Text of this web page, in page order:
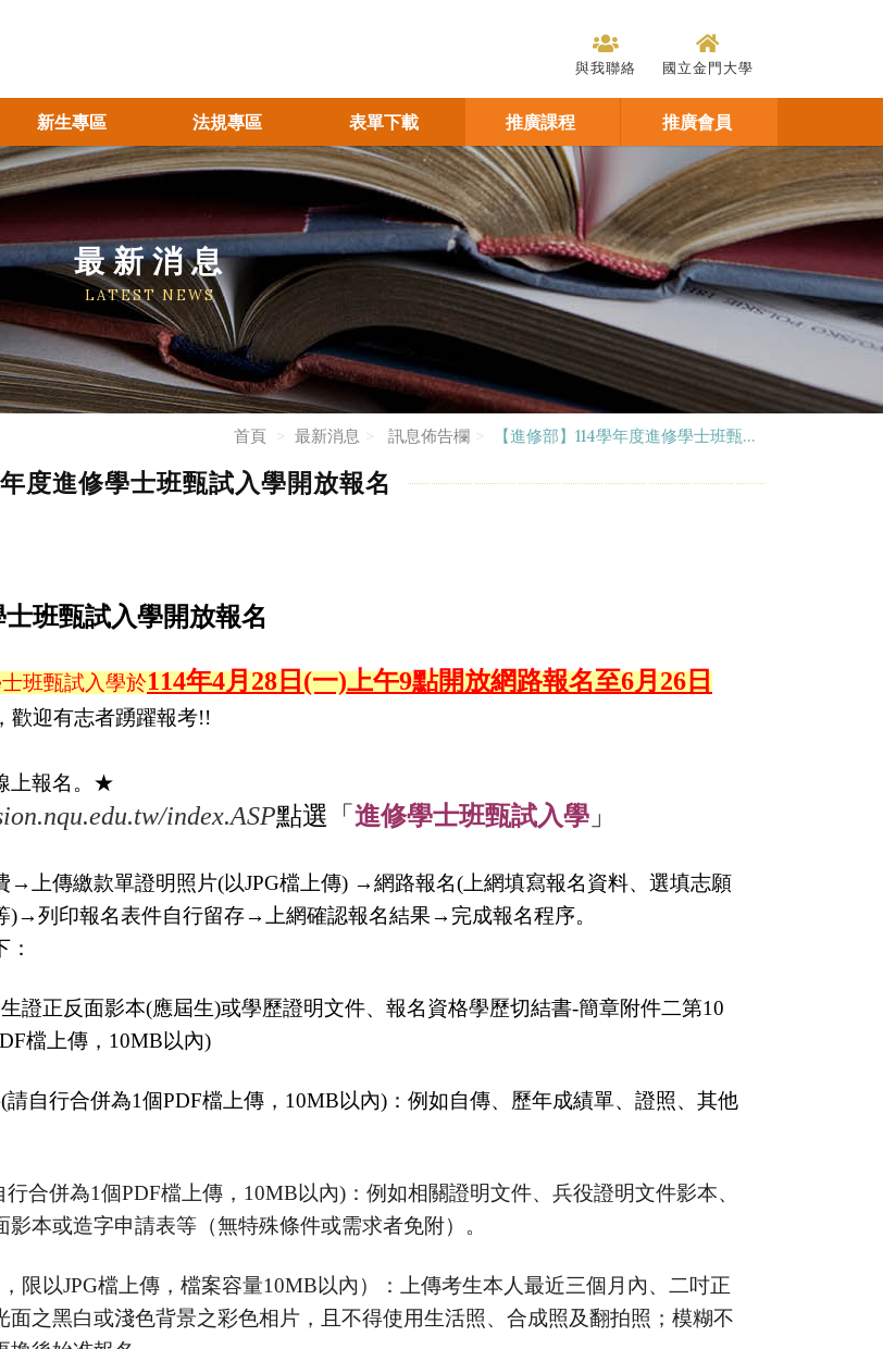
與我聯絡 國立金門大學
新生專區 法規專區 表單下載 推廣課程 推廣會員
最新消息
LATEST NEWS
首頁 最新消息 訊息佈告欄 【進修部】114學年度進修學士班甄...
年度進修學士班甄試入學開放報名
班甄試入學開放報名
班甄試入學於114年4月28日(一)上午9點開放網路報名至6月26日
，歡迎有志者踴躍報考!!
上報名。★
index.ASP點選「 進修學士班甄試入學 」
上傳繳款單證明照片(以JPG檔上傳) →網路報名(上網填寫報名資料、選填志願
)→列印報名表件自行留存→上網確認報名結果→完成報名程序。
證正反面影本(應屆生)或學歷證明文件、報名資格學歷切結書-簡章附件二第10
檔上傳，10MB以內)
請自行合併為1個PDF檔上傳，10MB以內)：例如自傳、歷年成績單、證照、其他
行合併為1個PDF檔上傳，10MB以內)：例如相關證明文件、兵役證明文件影本、
本或造字申請表等（無特殊條件或需求者免附）。
限以JPG檔上傳，檔案容量10MB以內）：上傳考生本人最近三個月內、二吋正
面之黑白或淺色背景之彩色相片，且不得使用生活照、合成照及翻拍照；模糊不